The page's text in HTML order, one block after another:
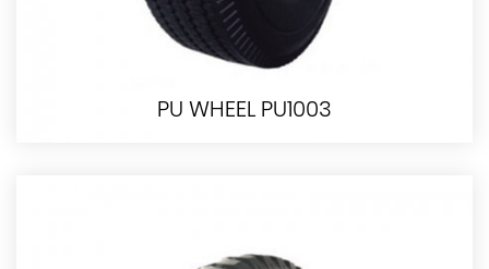
PU WHEEL PU1003